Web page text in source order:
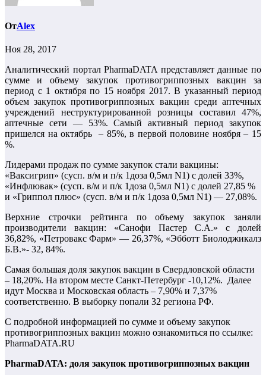
ОтAlex
Ноя 28, 2017
Аналитический портал PharmaDATA представляет данные по
сумме и объему закупок противогриппозных вакцин за
период с 1 октября по 15 ноября 2017. В указанный период
объем закупок противогриппозных вакцин среди аптечных
учреждений неструктурированной розницы составил 47%,
аптечные сети — 53%. Самый активный период закупок
пришелся на октябрь – 85%, в первой половине ноября – 15
%.
Лидерами продаж по сумме закупок стали вакцины:
«Ваксигрип» (сусп. в/м и п/к 1доза 0,5мл N1) с долей 33%,
«Инфлювак» (сусп. в/м и п/к 1доза 0,5мл N1) с долей 27,85 %
и «Гриппол плюс» (сусп. в/м и п/к 1доза 0,5мл N1) — 27,08%.
Верхние строчки рейтинга по объему закупок заняли
производители вакцин: «Санофи Пастер С.А.» с долей
36,82%, «Петровакс Фарм» — 26,37%, «Эбботт Биолоджикалз
Б.В.»- 32, 84%.
Самая большая доля закупок вакцин в Свердловской области
– 18,20%. На втором месте Санкт-Петербург -10,12%. Далее
идут Москва и Московская область – 7,90% и 7,37%
соответственно. В выборку попали 32 региона РФ.
С подробной информацией по сумме и объему закупок
противогриппозных вакцин можно ознакомиться по ссылке:
PharmaDATA.RU
PharmaDATA: доля закупок противогриппозных вакцин